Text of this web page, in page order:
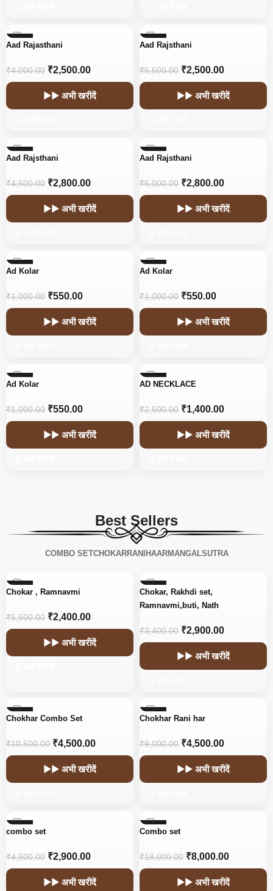
-38%
Aad Rajasthani
₹4,000.00 ₹2,500.00
▶▶ अभी खरीदें
-55%
Aad Rajsthani
₹5,500.00 ₹2,500.00
▶▶ अभी खरीदें
-38%
Aad Rajsthani
₹4,500.00 ₹2,800.00
▶▶ अभी खरीदें
-44%
Aad Rajsthani
₹5,000.00 ₹2,800.00
▶▶ अभी खरीदें
-45%
Ad Kolar
₹1,000.00 ₹550.00
▶▶ अभी खरीदें
-45%
Ad Kolar
₹1,000.00 ₹550.00
▶▶ अभी खरीदें
-45%
Ad Kolar
₹1,000.00 ₹550.00
▶▶ अभी खरीदें
-44%
AD NECKLACE
₹2,500.00 ₹1,400.00
▶▶ अभी खरीदें
Best Sellers
COMBO SETCHOKARRANIHAARMANGALSUTRA
-56%
Chokar , Ramnavmi
₹5,500.00 ₹2,400.00
▶▶ अभी खरीदें
-15%
Chokar, Rakhdi set,
Ramnavmi,buti, Nath
₹3,400.00 ₹2,900.00
▶▶ अभी खरीदें
-57%
Chokhar Combo Set
₹10,500.00 ₹4,500.00
▶▶ अभी खरीदें
-50%
Chokhar Rani har
₹9,000.00 ₹4,500.00
▶▶ अभी खरीदें
-36%
combo set
₹4,500.00 ₹2,900.00
▶▶ अभी खरीदें
-56%
Combo set
₹18,000.00 ₹8,000.00
▶▶ अभी खरीदें